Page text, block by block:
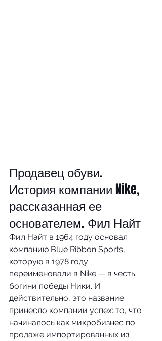
Продавец обуви.
История компании Nike,
рассказанная ее
основателем. Фил Найт
Фил Найт в 1964 году основал
компанию Blue Ribbon Sports,
которую в 1978 году
переименовали в Nike — в честь
богини победы Ники. И
действительно, это название
принесло компании успех: то, что
начиналось как микробизнес по
продаже импортированных из